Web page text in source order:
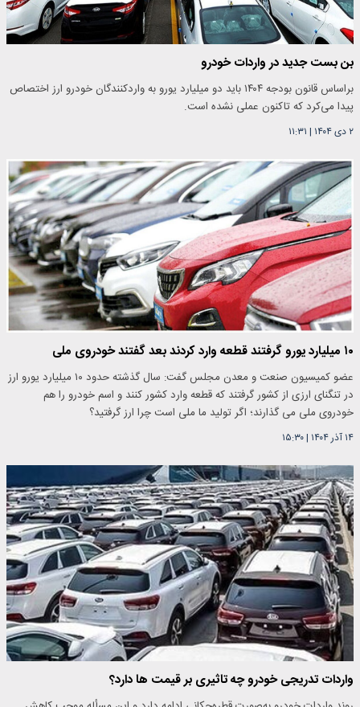
بن بست جدید در واردات خودرو
براساس قانون بودجه ۱۴۰۴ باید دو میلیارد یورو به واردکنندگان خودرو ارز اختصاص
پیدا می‌‎کرد که تاکنون عملی نشده است.
۲ دی ۱۴۰۴ | ۱۱:۳۱
۱٠ میلیارد یورو گرفتند قطعه وارد کردند بعد گفتند خودروی ملی
عضو کمیسیون صنعت و معدن مجلس گفت: سال گذشته حدود ۱٠ میلیارد یورو ارز
در تنگنای ارزی از کشور گرفتند که قطعه وارد کشور کنند و اسم خودرو را هم
خودروی ملی می گذارند؛ اگر تولید ما ملی است چرا ارز گرفتید؟
۱۴ آذر ۱۴۰۴ |۱۵:۳۰
واردات تدریجی خودرو چه تاثیری بر قیمت ها دارد؟